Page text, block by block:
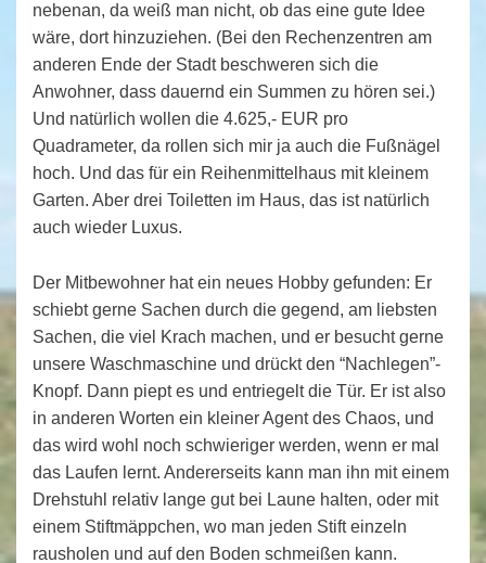
nebenan, da weiß man nicht, ob das eine gute Idee
wäre, dort hinzuziehen. (Bei den Rechenzentren am
anderen Ende der Stadt beschweren sich die
Anwohner, dass dauernd ein Summen zu hören sei.)
Und natürlich wollen die 4.625,- EUR pro
Quadrameter, da rollen sich mir ja auch die Fußnägel
hoch. Und das für ein Reihenmittelhaus mit kleinem
Garten. Aber drei Toiletten im Haus, das ist natürlich
auch wieder Luxus.
Der Mitbewohner hat ein neues Hobby gefunden: Er
schiebt gerne Sachen durch die gegend, am liebsten
Sachen, die viel Krach machen, und er besucht gerne
unsere Waschmaschine und drückt den “Nachlegen”-
Knopf. Dann piept es und entriegelt die Tür. Er ist also
in anderen Worten ein kleiner Agent des Chaos, und
das wird wohl noch schwieriger werden, wenn er mal
das Laufen lernt. Andererseits kann man ihn mit einem
Drehstuhl relativ lange gut bei Laune halten, oder mit
einem Stiftmäppchen, wo man jeden Stift einzeln
rausholen und auf den Boden schmeißen kann.